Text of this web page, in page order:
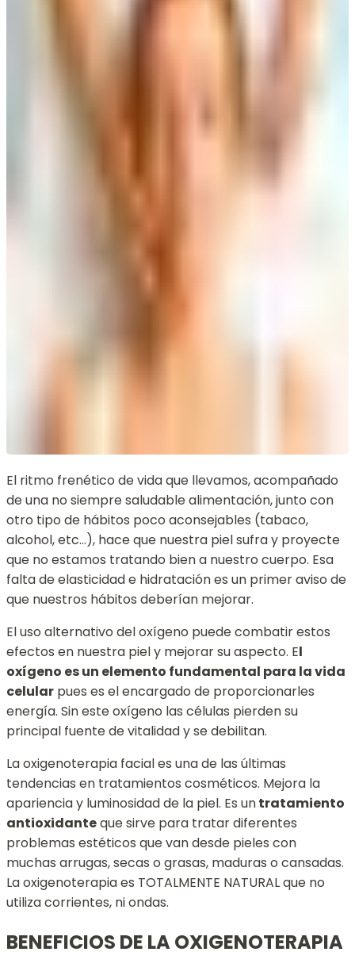
El ritmo frenético de vida que llevamos, acompañado
de una no siempre saludable alimentación, junto con
otro tipo de hábitos poco aconsejables (tabaco,
alcohol, etc…), hace que nuestra piel sufra y proyecte
que no estamos tratando bien a nuestro cuerpo. Esa
falta de elasticidad e hidratación es un primer aviso de
que nuestros hábitos deberían mejorar.
El uso alternativo del oxígeno puede combatir estos
efectos en nuestra piel y mejorar su aspecto. El
oxígeno es un elemento fundamental para la vida
celular pues es el encargado de proporcionarles
energía. Sin este oxígeno las células pierden su
principal fuente de vitalidad y se debilitan.
La oxigenoterapia facial es una de las últimas
tendencias en tratamientos cosméticos. Mejora la
apariencia y luminosidad de la piel. Es untratamiento
antioxidanteque sirve para tratar diferentes
problemas estéticos que van desde pieles con
muchas arrugas, secas o grasas, maduras o cansadas.
La oxigenoterapia es TOTALMENTE NATURAL que no
utiliza corrientes, ni ondas.
BENEFICIOS DE LA OXIGENOTERAPIA